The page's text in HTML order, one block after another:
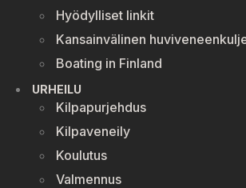
Hyödylliset linkit
Kansainvälinen
Boating in Finland
URHEILU
Kilpapurjehdus
Kilpaveneily
Koulutus
Valmennus